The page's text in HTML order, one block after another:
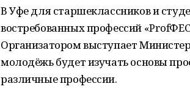
В Уфе для старшеклассников и
востребованных профессий
Организатором выступает
молодёжь будет изучать основы
различные профессии.